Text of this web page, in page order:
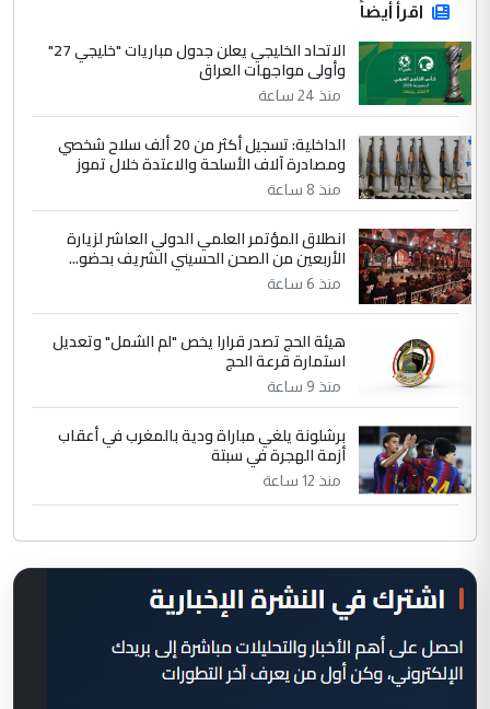
اقرأ أيضاً
الاتحاد الخليجي يعلن جدول مباريات "خليجي 27"
وأولى مواجهات العراق
منذ 24 ساعة
الداخلية: تسجيل أكثر من 20 ألف سلاح شخصي
ومصادرة آلاف الأسلحة والاعتدة خلال تموز
منذ 8 ساعة
انطلاق المؤتمر العلمي الدولي العاشر لزيارة
الأربعين من الصحن الحسيني الشريف بحضو...
منذ 6 ساعة
هيئة الحج تصدر قرارا يخص "لم الشمل" وتعديل
استمارة قرعة الحج
منذ 9 ساعة
برشلونة يلغي مباراة ودية بالمغرب في أعقاب
أزمة الهجرة في سبتة
منذ 12 ساعة